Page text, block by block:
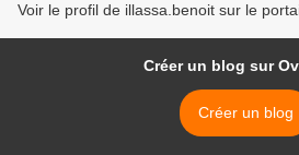
Voir le profil de illassa.benoit sur le
Créer un blog sur
Créer un blog